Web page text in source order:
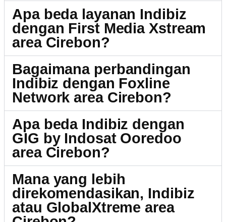
Apa beda layanan Indibiz
dengan First Media Xstream
area Cirebon?
Bagaimana perbandingan
Indibiz dengan Foxline
Network area Cirebon?
Apa beda Indibiz dengan
GIG by Indosat Ooredoo
area Cirebon?
Mana yang lebih
direkomendasikan, Indibiz
atau GlobalXtreme area